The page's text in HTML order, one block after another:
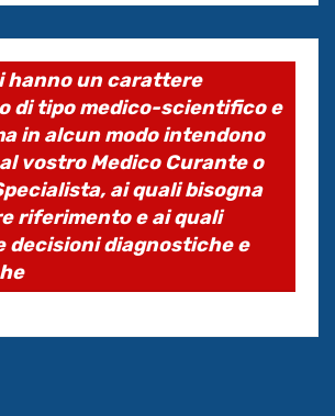
hanno un carattere
di tipo medico-scientifico e
in alcun modo intendono
vostro Medico Curante o
ai quali bisogna
riferimento e ai quali
decisioni diagnostiche e